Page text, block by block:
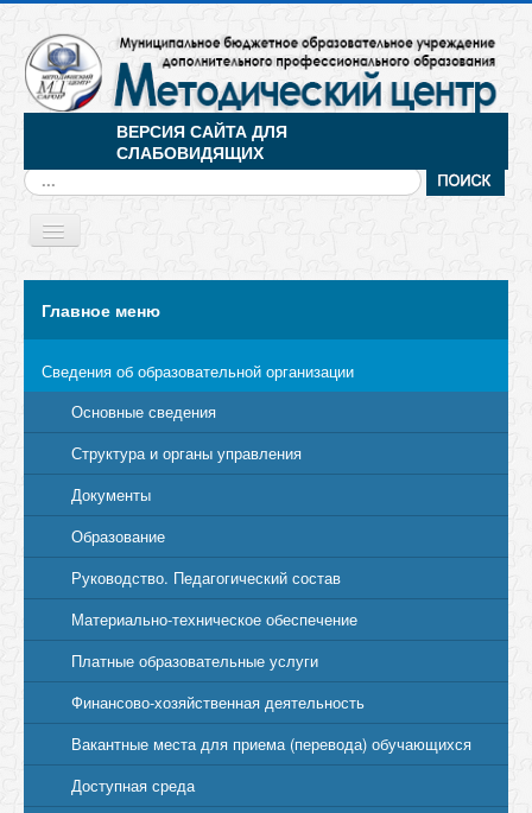
ВЕРСИЯ САЙТА ДЛЯ
СЛАБОВИДЯЩИХ
Искать...
Toggle
Главное меню
Сведения об образовательной организации
Основные сведения
Структура и органы управления
Документы
Образование
Руководство. Педагогический состав
Материально-техническое обеспечение
Платные образовательные услуги
Финансово-хозяйственная деятельность
Вакантные места для приема (перевода) обучающихся
Доступная среда